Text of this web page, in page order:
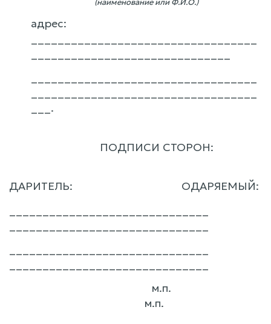
адрес:
___.
ПОДПИСИ СТОРОН:
ДАРИТЕЛЬ: ОДАРЯЕМЫЙ:
м.п.
м.п.